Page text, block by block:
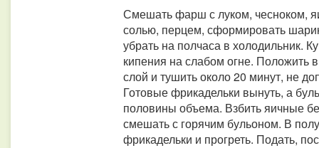
Смешать фарш с луком, чесноком,
солью, перцем, сформировать
убрать на полчаса в холодильник.
кипения на слабом огне. Положить
слой и тушить около 20 минут, не
Готовые фрикадельки вынуть, а
половины объема. Взбить яичные
смешать с горячим бульоном. В
фрикадельки и прогреть. Подать,